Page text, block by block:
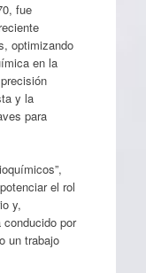
fue
optimizando
en la
y la
para
el rol
y,
por
un trabajo